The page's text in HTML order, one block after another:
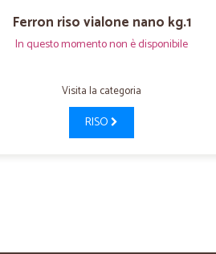
Ferron riso vialone nano kg.1
In questo momento non è disponibile
Visita la categoria
RISO